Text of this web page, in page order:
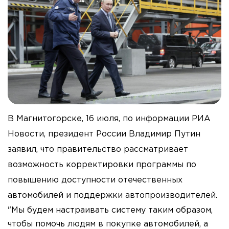
В Магнитогорске, 16 июля, по информации РИА
Новости, президент России Владимир Путин
заявил, что правительство рассматривает
возможность корректировки программы по
повышению доступности отечественных
автомобилей и поддержки автопроизводителей.
"Мы будем настраивать систему таким образом,
чтобы помочь людям в покупке автомобилей, а